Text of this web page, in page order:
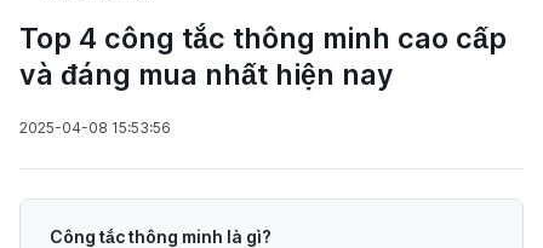
Top 4 công tắc thông minh cao cấp
và đáng mua nhất hiện nay
2025-04-08 15:53:56
Công tắc thông minh là gì?